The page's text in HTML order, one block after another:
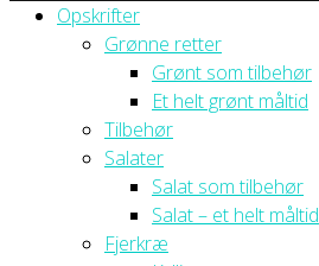
Opskrifter
Grønne retter
Grønt som tilbehør
Et helt grønt måltid
Tilbehør
Salater
Salat som tilbehør
Salat – et helt måltid
Fjerkræ